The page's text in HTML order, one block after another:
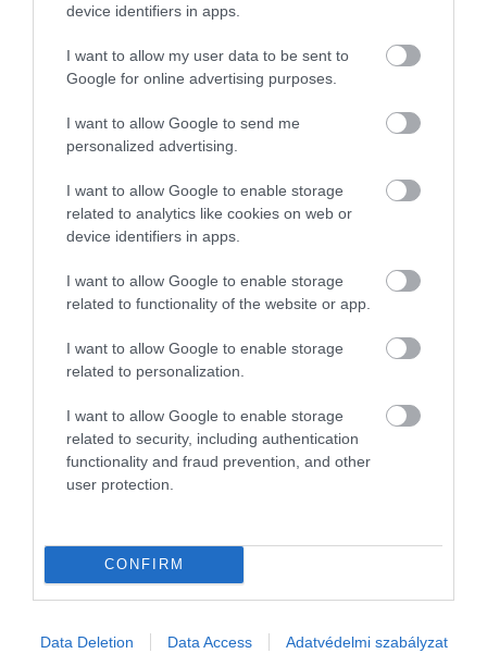
device identifiers in apps.
I want to allow my user data to be sent to
Google for online advertising purposes.
I want to allow Google to send me
personalized advertising.
I want to allow Google to enable storage
related to analytics like cookies on web or
device identifiers in apps.
I want to allow Google to enable storage
related to functionality of the website or app.
I want to allow Google to enable storage
related to personalization.
I want to allow Google to enable storage
related to security, including authentication
functionality and fraud prevention, and other
user protection.
CONFIRM
Data Deletion Data Access Adatvédelmi szabályzat
A svájci Rhaetian Railway még 2022-ben
a világ leghosszabb, két kilométer hosszú
vonatszerelvényét. Ez azonban nem az
egyetlen érdekesség a vonattal
működés mögött összetett…
2026. MÁRCIUS 5. ● TÓTH EMMA
Így szelte át a világ
leghosszabb, 2000 méteres…